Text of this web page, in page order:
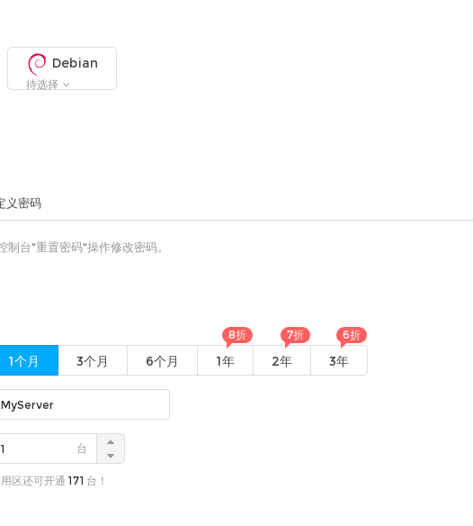
Debian
待选择
义密码
制台"重置密码"操作修改密码。
1个月 3个月 6个月 1年
8折
2年
7折
3年
6折
台
区还可开通 171 台！